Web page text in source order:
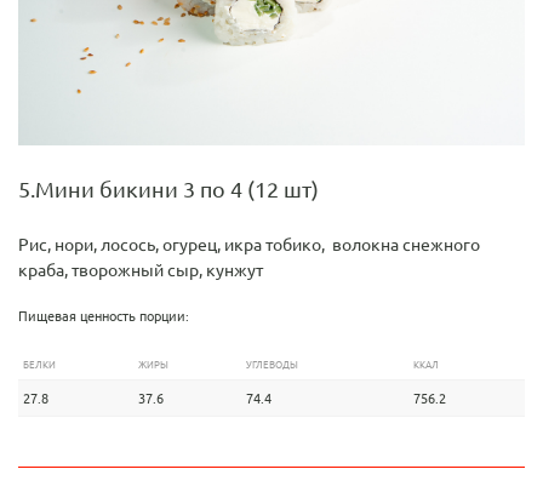
5.Мини бикини 3 по 4 (12 шт)
Рис, нори, лосось, огурец, икра тобико, волокна снежного
краба, творожный сыр, кунжут
Пищевая ценность порции:
БЕЛКИ ЖИРЫ УГЛЕВОДЫ ККАЛ
27.8 37.6 74.4 756.2